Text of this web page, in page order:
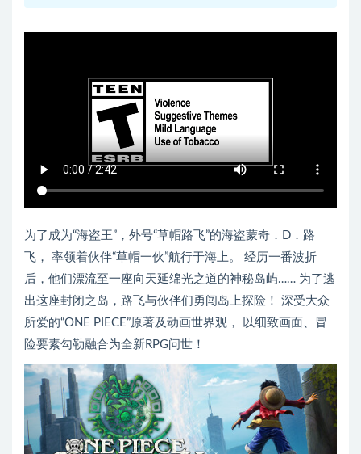
为了成为“海盗王”，外号“草帽路飞”的海盗蒙奇．D．路
飞， 率领着伙伴“草帽一伙”航行于海上。 经历一番波折
后，他们漂流至一座向天延绵光之道的神秘岛屿…… 为了逃
出这座封闭之岛，路飞与伙伴们勇闯岛上探险！ 深受大众
所爱的“ONE PIECE”原著及动画世界观， 以细致画面、冒
险要素勾勒融合为全新RPG问世！